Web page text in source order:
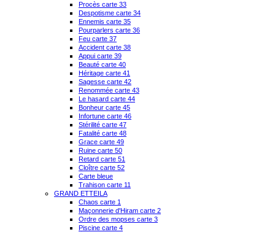
Procès carte 33
Despotisme carte 34
Ennemis carte 35
Pourparlers carte 36
Feu carte 37
Accident carte 38
Appui carte 39
Beauté carte 40
Héritage carte 41
Sagesse carte 42
Renommée carte 43
Le hasard carte 44
Bonheur carte 45
Infortune carte 46
Stérilité carte 47
Fatalité carte 48
Grace carte 49
Ruine carte 50
Retard carte 51
Cloître carte 52
Carte bleue
Trahison carte 11
GRAND ETTEILA
Chaos carte 1
Maçonnerie d'Hiram carte 2
Ordre des mopses carte 3
Piscine carte 4